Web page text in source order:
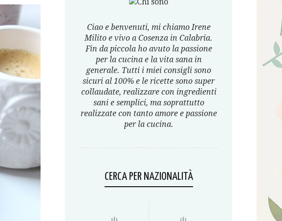
Ciao e benvenuti, mi chiamo Irene
Milito e vivo a Cosenza in Calabria.
Fin da piccola ho avuto la passione
per la cucina e la vita sana in
generale. Tutti i miei consigli sono
sicuri al 100% e le ricette sono super
collaudate, realizzare con ingredienti
sani e semplici, ma soprattutto
realizzate con tanto amore e passione
per la cucina.
CERCA PER NAZIONALITÀ